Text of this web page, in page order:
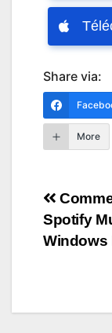
Share via:
More
de
Spotify
Windows